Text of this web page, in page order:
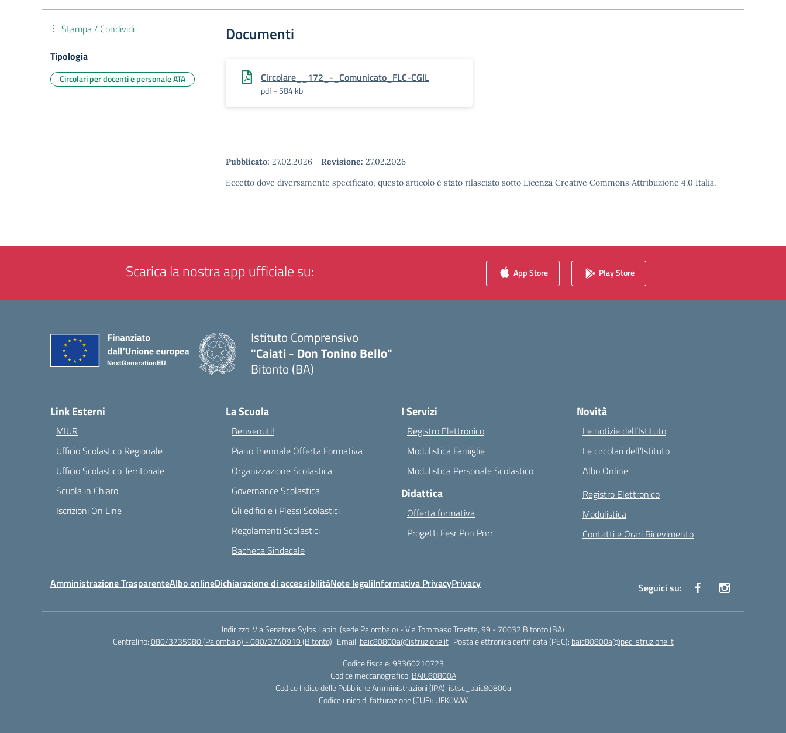
Documenti
Circolare__172_-_Comunicato_FLC-CGIL
pdf - 584 kb
Pubblicato: 27.02.2026 - Revisione: 27.02.2026
Eccetto dove diversamente specificato, questo articolo è stato rilasciato sotto Licenza Creative Commons Attribuzione 4.0 Italia.
Stampa / Condividi
Tipologia
Circolari per docenti e personale ATA
Scarica la nostra app ufficiale su: App Store Play Store
Istituto Comprensivo
"Caiati - Don Tonino Bello"
Bitonto (BA)
Link Esterni
MIUR
Ufficio Scolastico Regionale
Ufficio Scolastico Territoriale
Scuola in Chiaro
Iscrizioni On Line
La Scuola
Benvenuti!
Piano Triennale Offerta Formativa
Organizzazione Scolastica
Governance Scolastica
Gli edifici e i Plessi Scolastici
Regolamenti Scolastici
Bacheca Sindacale
I Servizi
Registro Elettronico
Modulistica Famiglie
Modulistica Personale Scolastico
Didattica
Offerta formativa
Progetti Fesr Pon Pnrr
Novità
Le notizie dell’Istituto
Le circolari dell’Istituto
Albo Online
Registro Elettronico
Modulistica
Contatti e Orari Ricevimento
Amministrazione TrasparenteAlbo onlineDichiarazione di accessibilitàNote legaliInformativa PrivacyPrivacy Seguici su:
Indirizzo:Via Senatore Sylos Labini (sede Palombaio) - Via Tommaso Traetta, 99 - 70032 Bitonto (BA)
Centralino:080/3735980 (Palombaio) - 080/3740919 (Bitonto) Email: baic80800a@istruzione.it Posta elettronica certificata (PEC): baic80800a@pec.istruzione.it
Codice fiscale: 93360210723
Codice meccanografico: BAIC80800A
Codice Indice delle Pubbliche Amministrazioni (IPA): istsc_baic80800a
Codice unico di fatturazione (CUF): UFK0WW